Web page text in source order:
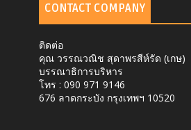
CONTACT COMPANY
ติดต่อ
คุณ วรรณวณิช สุดาพรสีห์รัด (เกษ)
บรรณาธิการบริหาร
โทร : 090 971 9146
676 ลาดกระบัง กรุงเทพฯ 10520